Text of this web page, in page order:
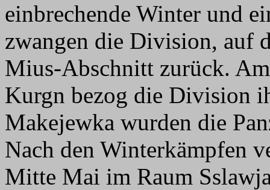
einbrechende Winter und
zwangen die Division, auf
Mius-Abschnitt zurück.
Kurgn bezog die Division
Makejewka wurden die
Nach den Winterkämpfen
Mitte Mai im Raum